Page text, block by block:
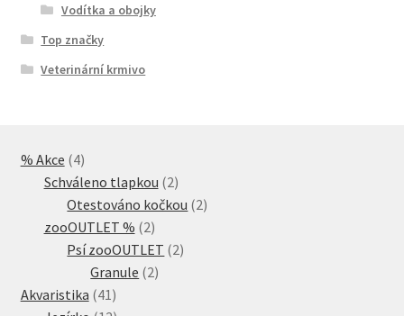
Vodítka a obojky
Top značky
Veterinární krmivo
% Akce 44
produkty
Schváleno tlapkou 22
produkty
Otestováno kočkou 22
zooOUTLET % 22
produkty
Psí zooOUTLET 22
Granule 22
Akvaristika 41 41